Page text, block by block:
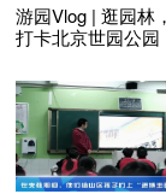
游园Vlog | 逛园林
打卡北京世园公园